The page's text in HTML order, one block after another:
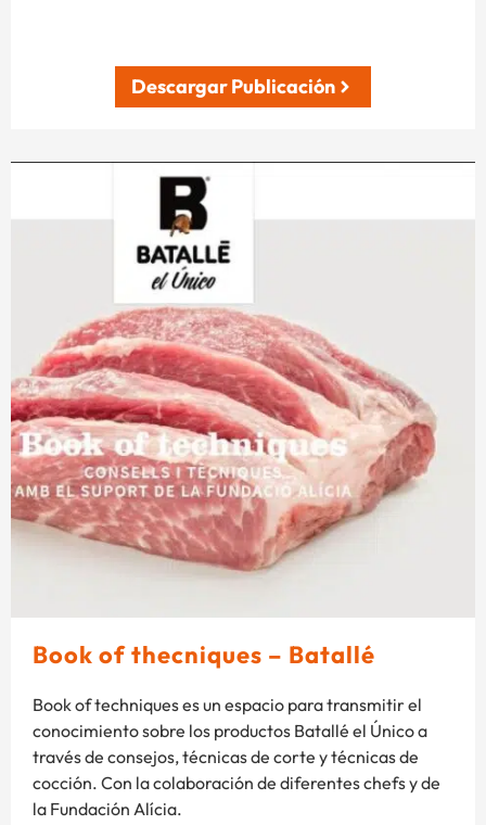
Descargar Publicación
Book of thecniques – Batallé
Book of techniques es un espacio para transmitir el
conocimiento sobre los productos Batallé el Único a
través de consejos, técnicas de corte y técnicas de
cocción. Con la colaboración de diferentes chefs y de
la Fundación Alícia.